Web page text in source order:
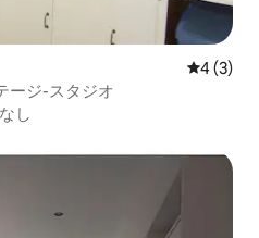
レビュー
4 (3)
ージ-スタジオ
し